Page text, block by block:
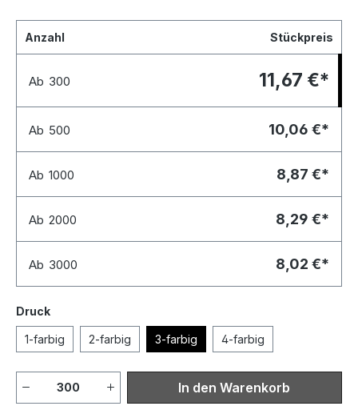
Anzahl Stückpreis
Ab 300 11,67 €*
Ab 500 10,06 €*
Ab 1000 8,87 €*
Ab 2000 8,29 €*
Ab 3000 8,02 €*
Druck
1-farbig 2-farbig 3-farbig 4-farbig
In den Warenkorb